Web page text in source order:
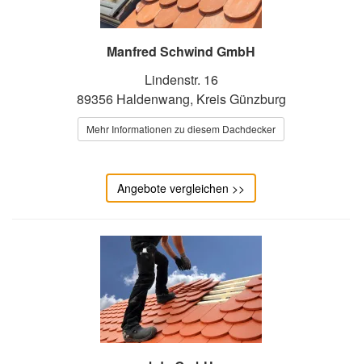
Manfred Schwind GmbH
Lindenstr. 16
89356 Haldenwang, Kreis Günzburg
Mehr Informationen zu diesem Dachdecker
Angebote vergleichen >>